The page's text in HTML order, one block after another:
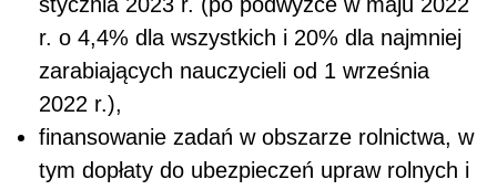
r. o 4,4% dla wszystkich i 20% dla najmniej
zarabiających nauczycieli od 1 września
2022 r.),
finansowanie zadań w obszarze rolnictwa, w
tym dopłaty do ubezpieczeń upraw rolnych i